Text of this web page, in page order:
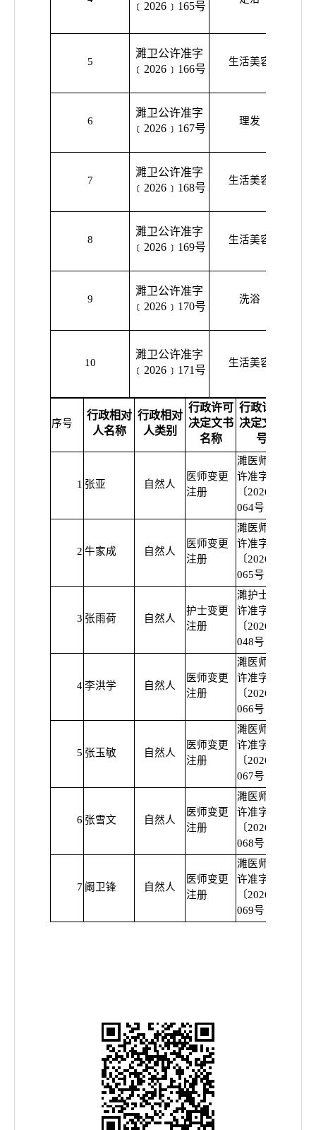
﹝2026﹞165号
5
濉卫公许准字
﹝2026﹞166号
生活美容
6
濉卫公许准字
﹝2026﹞167号
理发
7
濉卫公许准字
﹝2026﹞168号
生活美容
8
濉卫公许准字
﹝2026﹞169号
生活美容
9
濉卫公许准字
﹝2026﹞170号
洗浴
10
濉卫公许准字
﹝2026﹞171号
生活美容
序号
行政相对
人名称
行政相对
人类别
行政许可
决定文书
名称
行政许可
决定文书
号
1 张亚 自然人
医师变更
注册
濉医师变
许准字
〔2026〕
064号
2 牛家成 自然人
医师变更
注册
濉医师变
许准字
〔2026〕
065号
3 张雨荷 自然人
护士变更
注册
濉护士变
许准字
〔2026〕
048号
4李洪学 自然人
医师变更
注册
濉医师变
许准字
〔2026〕
066号
5 张玉敏 自然人
医师变更
注册
濉医师变
许准字
〔2026〕
067号
6 张雪文 自然人
医师变更
注册
濉医师变
许准字
〔2026〕
068号
7 阚卫锋 自然人
医师变更
注册
濉医师变
许准字
〔2026〕
069号